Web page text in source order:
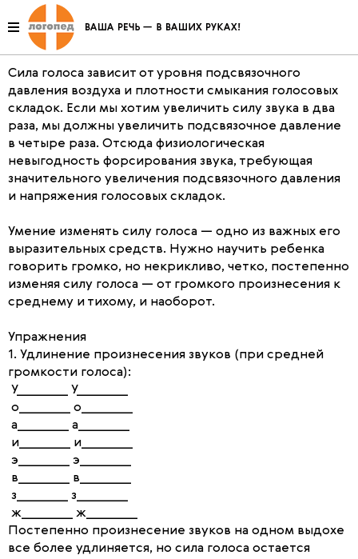
Развитие силы голоса
Сила голоса зависит от уровня подсвязочного
давления воздуха и плотности смыкания голосовых
складок. Если мы хотим увеличить силу звука в два
раза, мы должны увеличить подсвязочное давление
в четыре раза. Отсюда физиологическая
невыгодность форсирования звука, требующая
значительного увеличения подсвязочного давления
и напряжения голосовых складок.
Умение изменять силу голоса — одно из важных его
выразительных средств. Нужно научить ребенка
говорить громко, но некрикливо, четко, постепенно
изменяя силу голоса — от громкого произнесения к
среднему и тихому, и наоборот.
Упражнения
1. Удлинение произнесения звуков (при средней
громкости голоса):
У________ У________
о________ о________
а________ а________
и________ и________
э________ э________
в________ в________
з________ з________
ж________ ж________
Постепенно произнесение звуков на одном выдохе
все более удлиняется, но сила голоса остается